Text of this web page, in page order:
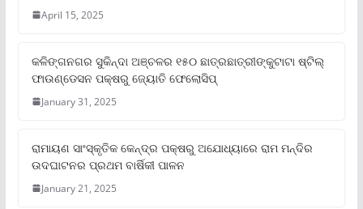
April 15, 2025
କଳିଙ୍ଗନଗର ସୁକିନ୍ଦା ଅଞ୍ଚଳର ୧୫୦ ଛାତ୍ରଛାତ୍ରୀଙ୍କୁଟାଟା ଷ୍ଟିଲ୍
ଫାଉଣ୍ଡେସନ ପକ୍ଷରୁ ଜ୍ୟୋତି ଫେଲୋସିପ୍‌
January 31, 2025
ରାମାୟଣ ସାଂସ୍କୃତିକ କେନ୍ଦ୍ର ପକ୍ଷରୁ ଅଯୋଧ୍ୟାରେ ରାମ ମନ୍ଦିର
ଉଦଘାଟନର ପ୍ରଥମ ବାର୍ଷିକୀ ପାଳନ
January 21, 2025